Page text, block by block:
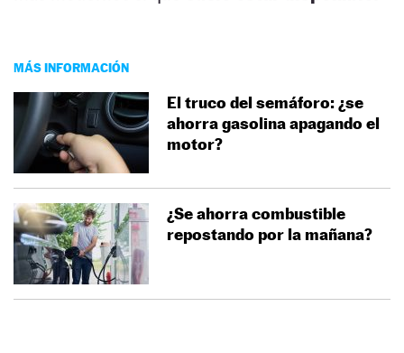
MÁS INFORMACIÓN
El truco del semáforo: ¿se
ahorra gasolina apagando el
motor?
¿Se ahorra combustible
repostando por la mañana?